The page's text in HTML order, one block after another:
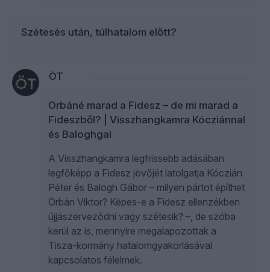
Szétesés után, túlhatalom előtt?
ÖT
Orbáné marad a Fidesz – de mi marad a
Fideszből? | Visszhangkamra Kócziánnal
és Baloghgal
A Visszhangkamra legfrissebb adásában
legfőképp a Fidesz jövőjét latolgatja Kóczián
Péter és Balogh Gábor – milyen pártot építhet
Orbán Viktor? Képes-e a Fidesz ellenzékben
újjászerveződni vagy szétesik? –, de szóba
kerül az is, mennyire megalapozottak a
Tisza-kormány hatalomgyakorlásával
kapcsolatos félelmek.